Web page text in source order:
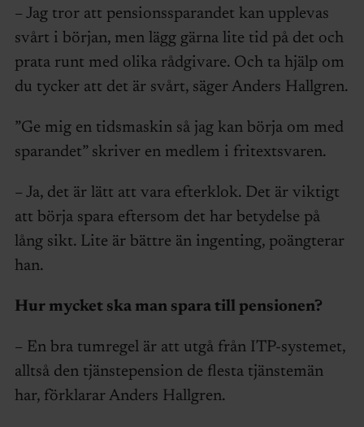
– Jag tror att pensionssparandet kan upplevas
svårt i början, men lägg gärna lite tid på det och
prata runt med olika rådgivare. Och ta hjälp om
du tycker att det är svårt, säger Anders Hallgren.
”Ge mig en tidsmaskin så jag kan börja om med
sparandet” skriver en medlem i fritextsvaren.
– Ja, det är lätt att vara efterklok. Det är viktigt
att börja spara eftersom det har betydelse på
lång sikt. Lite är bättre än ingenting, poängterar
han.
Hur mycket ska man spara till pensionen?
– En bra tumregel är att utgå från ITP-systemet,
alltså den tjänstepension de flesta tjänstemän
har, förklarar Anders Hallgren.